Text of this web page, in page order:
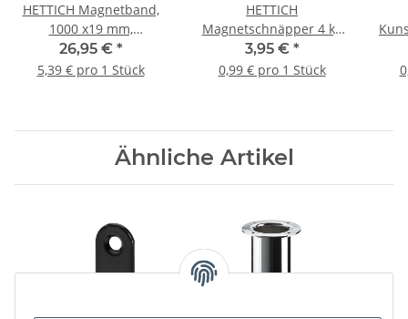
HETTICH Magnetband,
1000 x19 mm,
selbstklebend, 5 Stück
26,95 € *
5,39 € pro 1 Stück
HETTICH
Magnetschnäpper 4 kg
inkl. Schrauben, weiß, 4
Stück
3,95 € *
0,99 € pro 1 Stück
Ähnliche Artikel